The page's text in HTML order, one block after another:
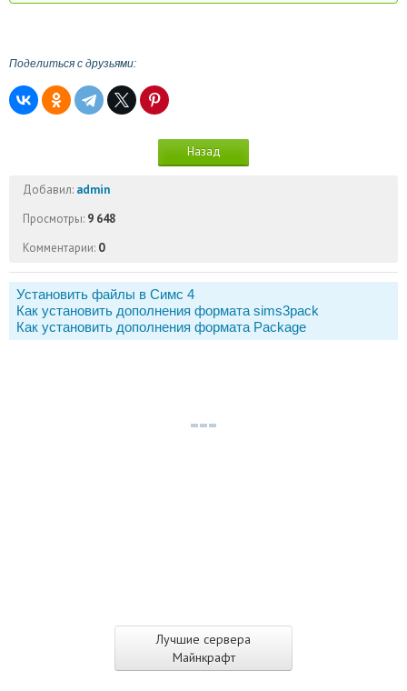
Лучшие сервера
Майнкрафт
Поделиться с друзьями:
Назад
Добавил: admin
Просмотры: 9 648
Комментарии: 0
Установить файлы в Симс 4
Как установить дополнения формата sims3pack
Как установить дополнения формата Package